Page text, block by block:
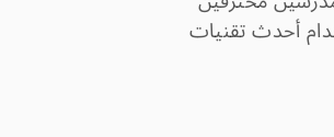
أحدث تقنيات